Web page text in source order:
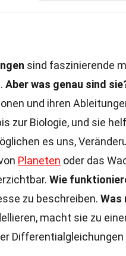
sind faszinierende
Aber was genau sind
und ihren
zur Biologie, und sie
es uns,
Planeten oder das
Wie
zu beschreiben. Was
macht sie zu